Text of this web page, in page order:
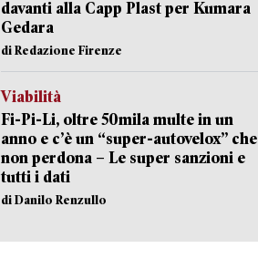
davanti alla Capp Plast per Kumara
Gedara
di Redazione Firenze
Viabilità
Fi-Pi-Li, oltre 50mila multe in un
anno e c’è un “super-autovelox” che
non perdona – Le super sanzioni e
tutti i dati
di Danilo Renzullo